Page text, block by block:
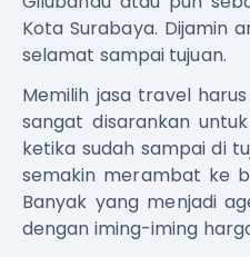
Kota Surabaya. Dijamin
selamat sampai tujuan.
Memilih jasa travel
sangat disarankan
ketika sudah sampai di
semakin merambat ke
Banyak yang menjadi
dengan iming-iming